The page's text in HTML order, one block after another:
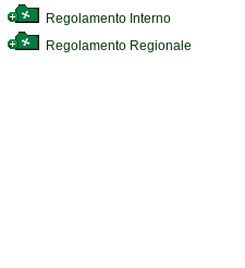
Regolamento Interno
Regolamento Regionale